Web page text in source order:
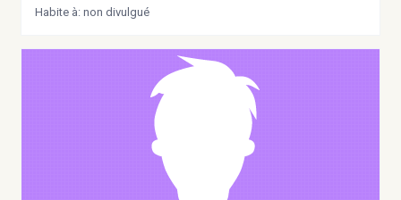
Habite à: non divulgué